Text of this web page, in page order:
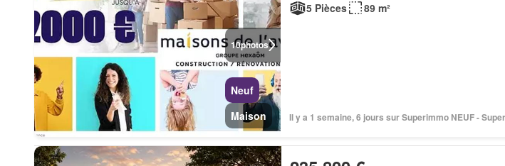
10photos
Neuf
Maison
5 Pièces
89 m²
Il y a 1 semaine, 6 jours sur Superimmo NEUF -